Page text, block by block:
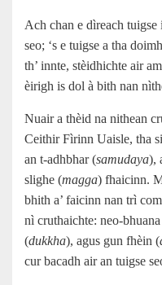
Ach chan e dìreach tuigse
seo; ‘s e tuigse a tha
th’ innte, stèidhichte air
èirigh is dol à bith nan
Nuair a thèid na nithean
Ceithir Fìrinn Uaisle, tha
an t-adhbhar (samudaya),
slighe (magga) fhaicinn.
bhith a’ faicinn nan trì
nì cruthaichte: neo-
(dukkha), agus gun fhèin (
cur bacadh air an tuigse